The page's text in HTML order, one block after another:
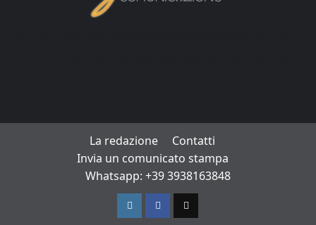
La redazione
Contatti
Invia un comunicato stampa
Whatsapp: +39 3938163848
InstagramFacebook
TikTok